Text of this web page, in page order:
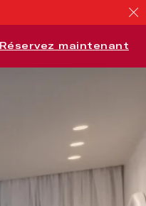
Réservez maintenant